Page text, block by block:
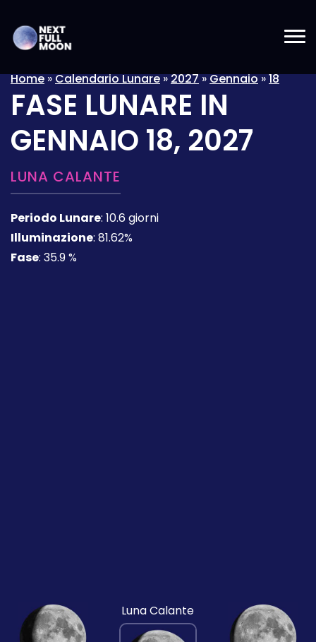
Home»Calendario Lunare»2027»Gennaio»18
FASE LUNARE IN
GENNAIO 18, 2027
LUNA CALANTE
Periodo Lunare: 10.6 giorni
Illuminazione: 81.62%
Fase: 35.9 %
Luna Calante